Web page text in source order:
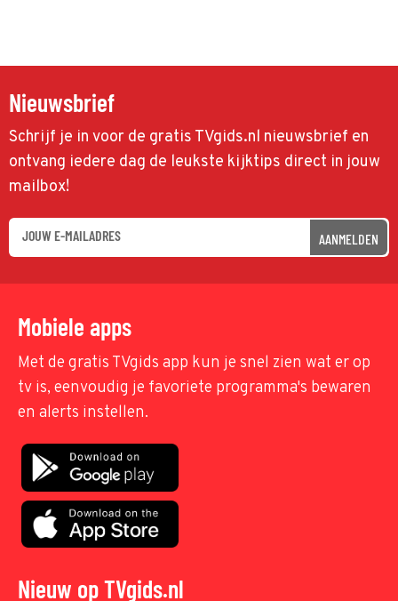
Nieuwsbrief
Schrijf je in voor de gratis TVgids.nl nieuwsbrief en
ontvang iedere dag de leukste kijktips direct in jouw
mailbox!
AANMELDEN
Mobiele apps
Met de gratis TVgids app kun je snel zien wat er op
tv is, eenvoudig je favoriete programma's bewaren
en alerts instellen.
Nieuw op TVgids.nl